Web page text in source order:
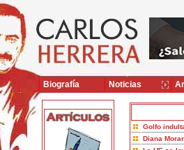
Golfo
Diana
Biografía Noticias